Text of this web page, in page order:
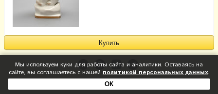
Мы используем куки для работы сайта и аналитики. Оставаясь на
сайте, вы соглашаетесь с нашей политикой персональных данных.
ОК